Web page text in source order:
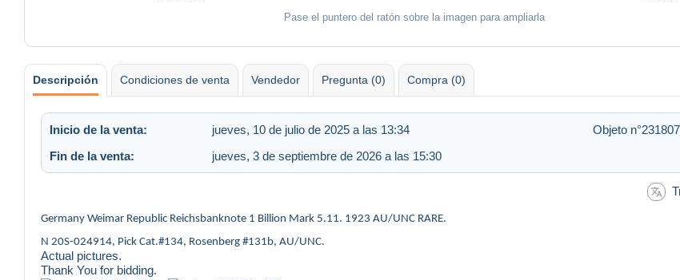
Pase el puntero del ratón sobre la imagen para ampliarla
Descripción Condiciones de venta Vendedor Pregunta (0) Compra (0)
Inicio de la venta: jueves, 10 de julio de 2025 a las 13:34
Objeto
Fin de la venta:
jueves, 3 de septiembre de 2026 a las 15:30
Germany Weimar Republic Reichsbanknote 1 Billion Mark 5.11. 1923 AU/UNC RARE.
N 20S-024914, Pick Cat.#134, Rosenberg #131b, AU/UNC.
Actual pictures.
Thank You for bidding.